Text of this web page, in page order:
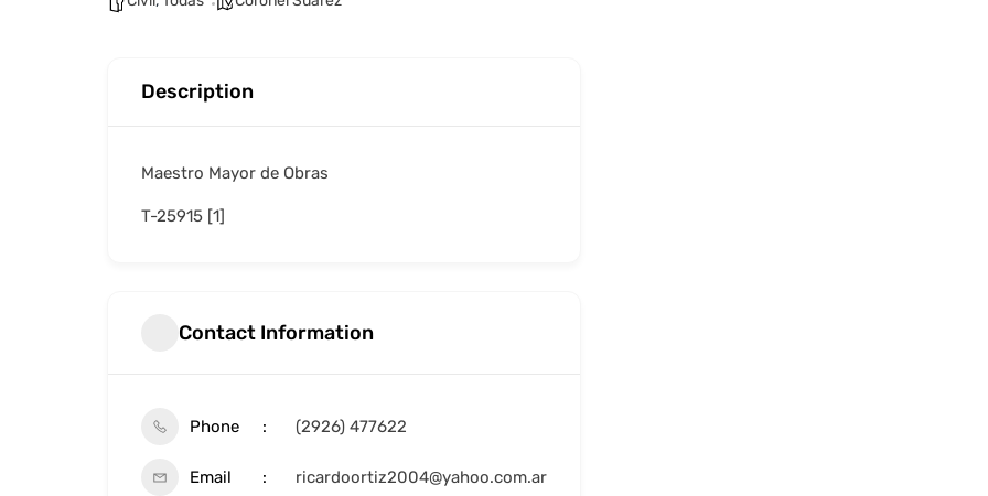
Description
Maestro Mayor de Obras
T-25915 [1]
Contact Information
Phone (2926) 477622
Email ricardoortiz2004@yahoo.com.ar